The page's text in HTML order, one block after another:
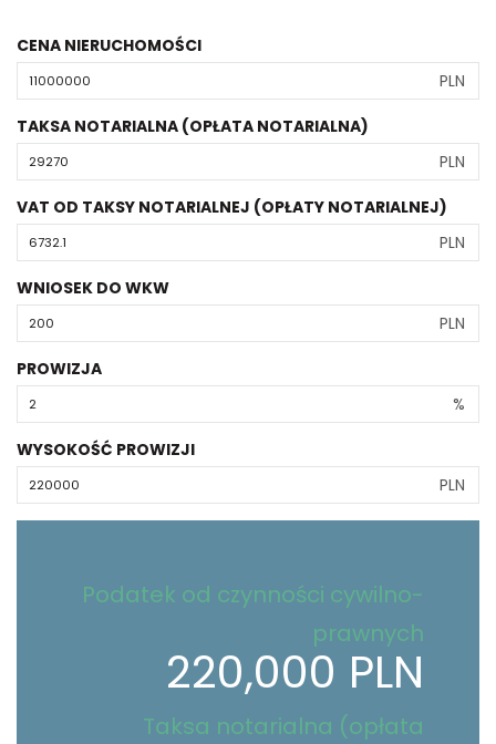
CENA NIERUCHOMOŚCI
PLN
TAKSA NOTARIALNA (OPŁATA NOTARIALNA)
PLN
VAT OD TAKSY NOTARIALNEJ (OPŁATY NOTARIALNEJ)
PLN
WNIOSEK DO WKW
PLN
PROWIZJA
%
WYSOKOŚĆ PROWIZJI
PLN
Podatek od czynności cywilno-
prawnych
220,000 PLN
Taksa notarialna (opłata